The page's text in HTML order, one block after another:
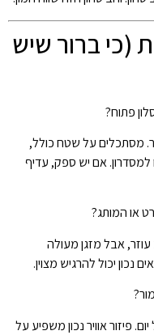
(כי ברור שיש
פתוח?
מסתכלים על שטח כולל,
אם יש ספק, עדיף
או המותג?
אבל מזגן מעולה
נכון יכול להרגיש מצוין.
פיזור אוויר נכון משפיע על